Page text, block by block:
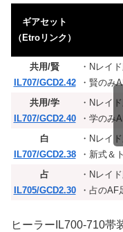
ギアセット
（Etroリンク）
共用/賢
IL707/GCD2.42
・Nレイ
・賢のみ
共用/学
IL707/GCD2.40
・Nレイ
・学のみ
白
IL707/GCD2.38
・Nレイ
・新式＆
占
IL705/GCD2.30
・Nレイ
・占のAF
ヒーラーIL700-710帯